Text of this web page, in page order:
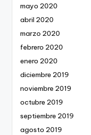
mayo 2020
abril 2020
marzo 2020
febrero 2020
enero 2020
diciembre 2019
noviembre 2019
octubre 2019
septiembre 2019
agosto 2019